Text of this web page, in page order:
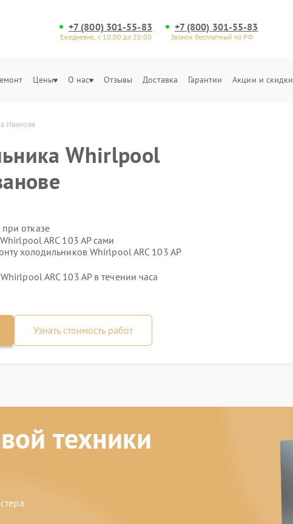
+7 (800) 301-55-83
Ежедневно, с 10:00 до 20:00
+7 (800) 301-55-83
Звонок бесплатный по РФ
Цены О нас Отзывы Доставка Гарантии Акции и скидки
Иванове
Whirlpool
отказе
ARC 103 AP сами
холодильников Whirlpool ARC 103 AP
ARC 103 AP в течении часа
Узнать стоимость работ
техники